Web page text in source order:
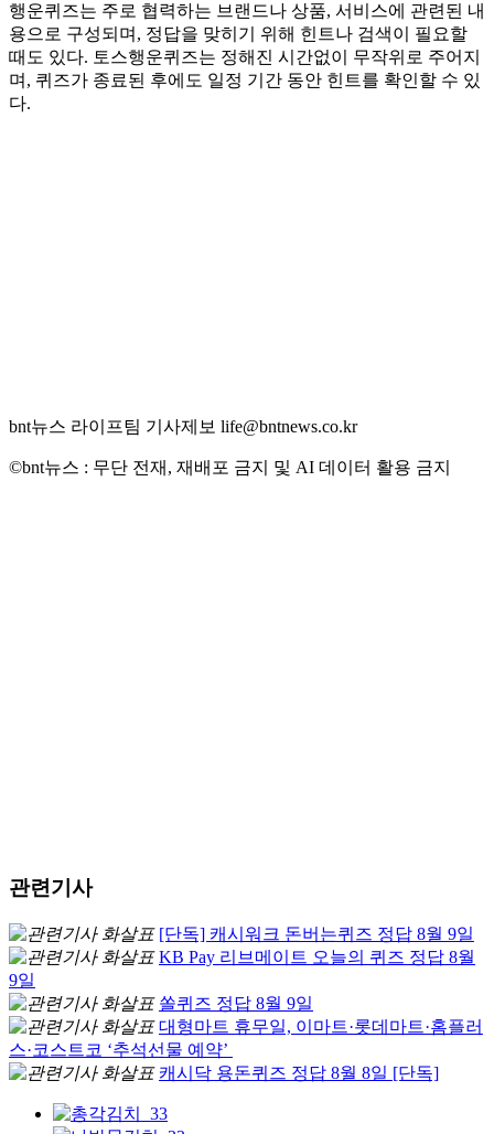
행운퀴즈는 주로 협력하는 브랜드나 상품, 서비스에 관련된 내
용으로 구성되며, 정답을 맞히기 위해 힌트나 검색이 필요할
때도 있다. 토스행운퀴즈는 정해진 시간없이 무작위로 주어지
며, 퀴즈가 종료된 후에도 일정 기간 동안 힌트를 확인할 수 있
다.
bnt뉴스 라이프팀 기사제보 life@bntnews.co.kr
©bnt뉴스 : 무단 전재, 재배포 금지 및 AI 데이터 활용 금지
관련기사
[단독] 캐시워크 돈버는퀴즈 정답 8월 9일
KB Pay 리브메이트 오늘의 퀴즈 정답 8월
9일
쏠퀴즈 정답 8월 9일
대형마트 휴무일, 이마트·롯데마트·홈플러
스·코스트코 ‘추석선물 예약’
캐시닥 용돈퀴즈 정답 8월 8일 [단독]